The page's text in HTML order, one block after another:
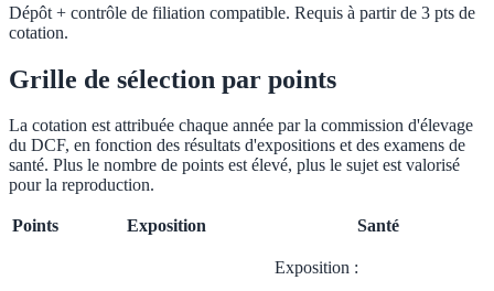
Dépôt + contrôle de filiation compatible. Requis à partir de 3 pts de
cotation.
Grille de sélection par points
La cotation est attribuée chaque année par la commission d'élevage
du DCF, en fonction des résultats d'expositions et des examens de
santé. Plus le nombre de points est élevé, plus le sujet est valorisé
pour la reproduction.
Points Exposition Santé
Exposition :